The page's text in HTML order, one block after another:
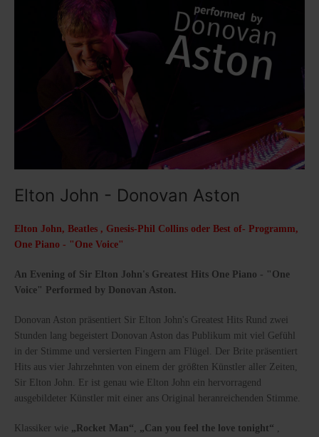
Elton John - Donovan Aston
Elton John, Beatles , Gnesis-Phil Collins oder Best of- Programm,
One Piano - "One Voice"
An Evening of Sir Elton John's Greatest Hits One Piano - "One
Voice" Performed by Donovan Aston.
Donovan Aston präsentiert Sir Elton John's Greatest Hits Rund zwei
Stunden lang begeistert Donovan Aston das Publikum mit viel Gefühl
in der Stimme und versierten Fingern am Flügel. Der Brite präsentiert
Hits aus vier Jahrzehnten von einem der größten Künstler aller Zeiten,
Sir Elton John. Er ist genau wie Elton John ein hervorragend
ausgebildeter Künstler mit einer ans Original heranreichenden Stimme.
Klassiker wie „Rocket Man“ „Can you feel the love tonight“